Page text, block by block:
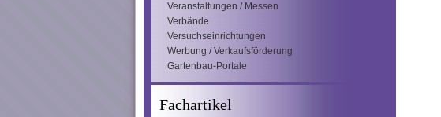
Veranstaltungen / Messen
Verbände
Versuchseinrichtungen
Werbung / Verkaufsförderung
Gartenbau-Portale
Fachartikel